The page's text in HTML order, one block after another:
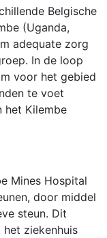
Belgische
(Uganda,
adequate zorg
In de loop
voor het gebied
te voet
het Kilembe
Mines Hospital
door middel
steun. Dit
ziekenhuis